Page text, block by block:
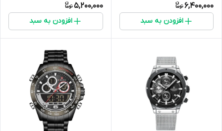
6,400,000
افزودن به سبد
5,200,000
افزودن به سبد